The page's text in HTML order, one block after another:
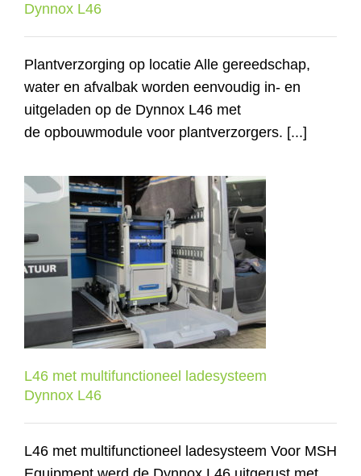
Dynnox L46
Plantverzorging op locatie Alle gereedschap,
water en afvalbak worden eenvoudig in- en
uitgeladen op de Dynnox L46 met
de opbouwmodule voor plantverzorgers. [...]
L46 met multifunctioneel
ladesysteem
Dynnox L46
L46 met multifunctioneel ladesysteem
Dynnox L46
L46 met multifunctioneel ladesysteem Voor MSH